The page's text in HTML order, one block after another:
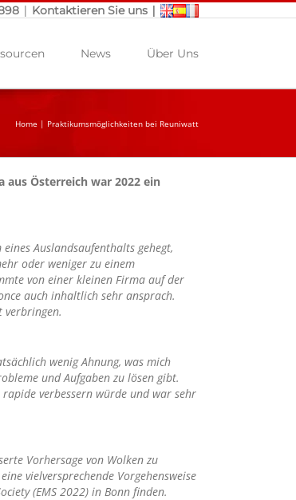
| Kontaktieren Sie uns |
News Über Uns
Home | Praktikumsmöglichkeiten bei Reuniwatt
Österreich war 2022 ein
Auslandsaufenthalts gehegt,
oder weniger zu einem
von einer kleinen Firma auf der
auch inhaltlich sehr ansprach.
verbringen.
wenig Ahnung, was mich
und Aufgaben zu lösen gibt.
verbessern würde und war sehr
Vorhersage von Wolken zu
vielversprechende Vorgehensweise
(EMS 2022) in Bonn finden.